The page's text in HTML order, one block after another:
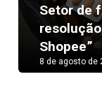
Setor de
Shopee”
8 de agosto de